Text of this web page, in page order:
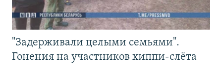
"Задерживали целыми семьями".
Гонения на участников хиппи-слёта